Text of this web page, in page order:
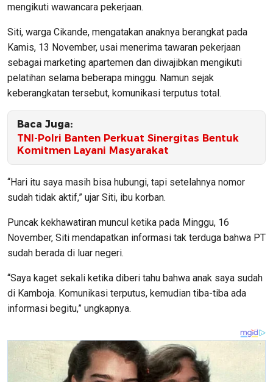
mengikuti wawancara pekerjaan.
Siti, warga Cikande, mengatakan anaknya berangkat pada
Kamis, 13 November, usai menerima tawaran pekerjaan
sebagai marketing apartemen dan diwajibkan mengikuti
pelatihan selama beberapa minggu. Namun sejak
keberangkatan tersebut, komunikasi terputus total.
Baca Juga:
TNI-Polri Banten Perkuat Sinergitas Bentuk
Komitmen Layani Masyarakat
“Hari itu saya masih bisa hubungi, tapi setelahnya nomor
sudah tidak aktif,” ujar Siti, ibu korban.
Puncak kekhawatiran muncul ketika pada Minggu, 16
November, Siti mendapatkan informasi tak terduga bahwa PT
sudah berada di luar negeri.
“Saya kaget sekali ketika diberi tahu bahwa anak saya sudah
di Kamboja. Komunikasi terputus, kemudian tiba-tiba ada
informasi begitu,” ungkapnya.